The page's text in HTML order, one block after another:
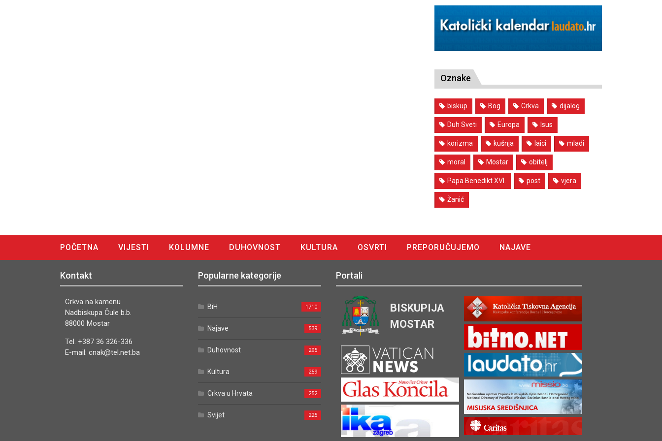
Oznake
biskup Bog Crkva dijalog
Duh Sveti Europa Isus
korizma kušnja laici mladi
moral Mostar obitelj
Papa Benedikt XVI. post vjera
Žanić
POČETNA VIJESTI KOLUMNE DUHOVNOST KULTURA OSVRTI PREPORUČUJEMO
NAJAVE
Kontakt
Crkva na kamenu
Nadbiskupa Čule b.b.
88000 Mostar
Tel. +387 36 326-336
E-mail: cnak@tel.net.ba
Popularne kategorije
BiH 1710
Najave 539
Duhovnost 295
Kultura 259
Crkva u Hrvata 252
Svijet 225
Portali
BISKUPIJA
MOSTAR